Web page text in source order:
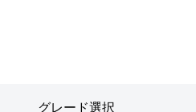
グレード選択